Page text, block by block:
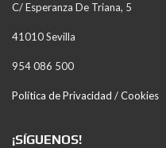
C/ Esperanza De Triana, 5
41010 Sevilla
954 086 500
Política de Privacidad / Cookies
¡SÍGUENOS!